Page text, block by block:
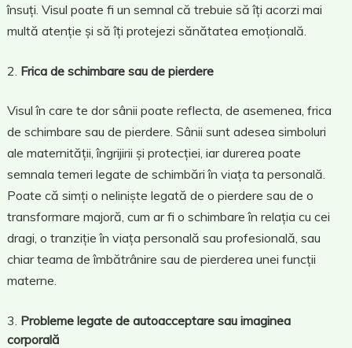
însuți. Visul poate fi un semnal că trebuie să îți acorzi mai
multă atenție și să îți protejezi sănătatea emoțională.
Frica de schimbare sau de pierdere
Visul în care te dor sânii poate reflecta, de asemenea, frica
de schimbare sau de pierdere. Sânii sunt adesea simboluri
ale maternității, îngrijirii și protecției, iar durerea poate
semnala temeri legate de schimbări în viața ta personală.
Poate că simți o neliniște legată de o pierdere sau de o
transformare majoră, cum ar fi o schimbare în relația cu cei
dragi, o tranziție în viața personală sau profesională, sau
chiar teama de îmbătrânire sau de pierderea unei funcții
materne.
Probleme legate de autoacceptare sau imaginea
corporală